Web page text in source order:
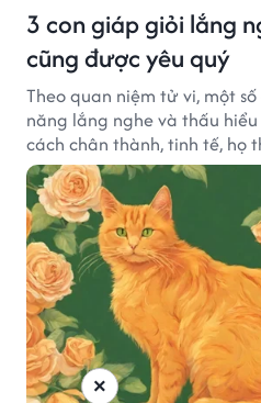
3 con giáp giỏi lắng
cũng được yêu quý
Theo quan niệm tử vi, một
năng lắng nghe và thấu
cách chân thành, tinh tế, họ
tạo dựng nhiều mối quan hệ
×